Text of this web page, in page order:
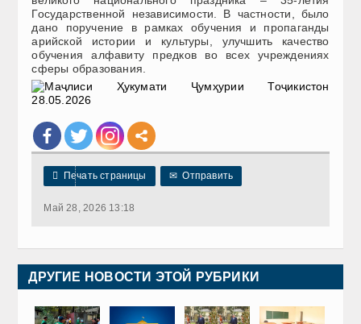
Государственной независимости. В частности, было
дано поручение в рамках обучения и пропаганды
арийской истории и культуры, улучшить качество
обучения алфавиту предков во всех учреждениях
сферы образования.
 Печать страницы ✉ Отправить
Май 28, 2026 13:18
ДРУГИЕ НОВОСТИ ЭТОЙ РУБРИКИ